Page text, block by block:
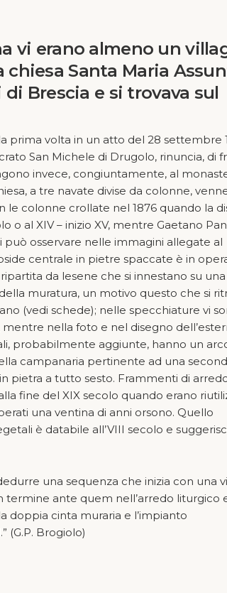
vi erano almeno un
Santa Maria
Brescia e si trovava sul
prima volta in un atto del 28 settembre
San Michele di Drugolo, rinuncia, di
invece, congiuntamente, al
a tre navate divise da colonne,
le colonne crollate nel 1876 quando la
al XIV – inizio XV, mentre Gaetano
può osservare nelle immagini allegate al
centrale in pietre spaccate è in
da lesene che si innestano su una
muratura, un motivo questo che si
(vedi schede); nelle specchiature vi
nella foto e nel disegno
probabilmente aggiunte, hanno un
campanaria pertinente ad una
pietra a tutto sesto. Frammenti di
fine del XIX secolo quando erano
una ventina di anni orsono. Quello
è databile all’VIII secolo e
una sequenza che inizia con una
termine ante quem nell’arredo liturgico
doppia cinta muraria e l’impianto
(G.P. Brogiolo)